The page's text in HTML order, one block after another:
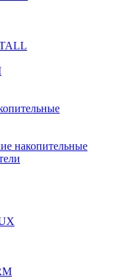
накопительные